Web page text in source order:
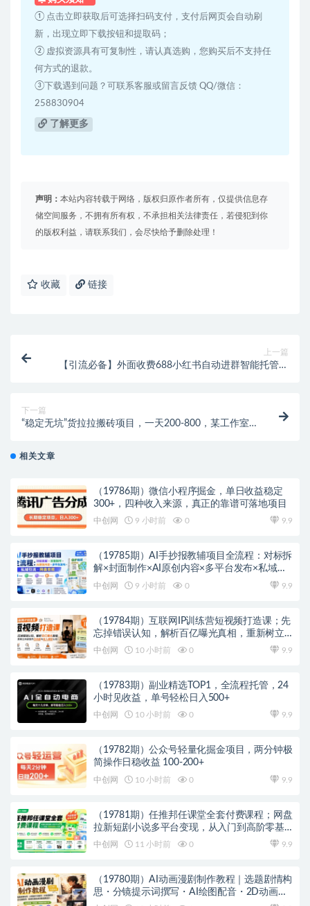
① 点击立即获取后可选择扫码支付，支付后网页会自动刷
新，出现立即下载按钮和提取码；
② 虚拟资源具有可复制性，请认真选购，您购买后不支持任
何方式的退款。
③下载遇到问题？可联系客服或留言反馈 QQ/微信：
258830904
了解更多
声明： 本站内容转载于网络，版权归原作者所有，仅提供信息存
储空间服务，不拥有所有权，不承担相关法律责任，若侵犯到你
的版权利益，请联系我们，会尽快给予删除处理！
收藏 链接
上一篇
【引流必备】外面收费688小红书自动进群智能托管：
下一篇
“稳定无坑”货拉拉搬砖项目，一天200-800，某工作室
相关文章
（19786期）微信小程序掘金，单日收益稳定
300+，四种收入来源，真正的靠谱可落地项目
中创网 9 小时前 0 9.9
（19785期）AI手抄报教辅项目全流程：对标拆
解×封面制作×AI原创内容×多平台发布×私域引
流×网盘变现
中创网 9 小时前 0 9.9
（19784期）互联网IP训练营短视频打造课；先
忘掉错误认知，解析百亿曝光真相，重新树立
内容创作方向感与收入模型认知
中创网 10 小时前 0 9.9
（19783期）副业精选TOP1，全流程托管，24
小时见收益，单号轻松日入500+
中创网 10 小时前 0 9.9
（19782期）公众号轻量化掘金项目，两分钟极
简操作日稳收益 100-200+
中创网 10 小时前 0 9.9
（19781期）任推邦任课堂全套付费课程；网盘
拉新短剧小说多平台变现，从入门到高阶零基
础也能轻松上手实操
中创网 11 小时前 0 9.9
（19780期）AI动画漫剧制作教程｜选题剧情构
思・分镜提示词撰写・AI绘图配音・2D动画制